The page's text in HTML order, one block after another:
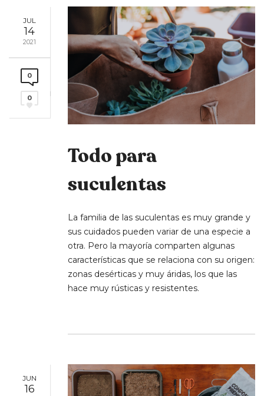
JUL
14
2021
0
0
Todo para
suculentas
La familia de las suculentas es muy grande y
sus cuidados pueden variar de una especie a
otra. Pero la mayoría comparten algunas
características que se relaciona con su origen:
zonas desérticas y muy áridas, los que las
hace muy rústicas y resistentes.
JUN
16